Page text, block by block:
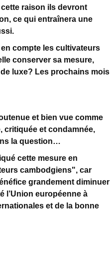
raison ils devront
ce qui entraînera une
compte les cultivateurs
conserver sa mesure,
luxe? Les prochains mois
et bien vue comme
critiquée et condamnée,
la question…
cette mesure en
cambodgiens", car
grandement diminuer
l’Union européenne à
et de la bonne